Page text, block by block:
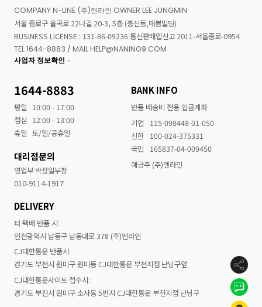
COMPANY N-LINE (주)엔라인 OWNER LEE JUNGMIN
서울 종로구 율곡로 22나길 20-3, 5층 (충신동,매봉빌딩)
BUSINESS LICENSE : 131-86-09236 통신판매업신고 2011-서울종로-0954
TEL 1644-8883 / MAIL HELP@NANING9.COM
사업자 정보확인
1644-8883
평일
10:00 - 17:00
점심
12:00 - 13:00
휴일 토/일/공휴일
대리점문의
영업부 박성일부장
010-9114-1917
BANK INFO
반품 배송비 전용 입금계좌
기업
115-098448-01-050
신한
100-024-375331
국민
165837-04-009450
예금주 (주)엔라인
DELIVERY
타 택배 반품 시:
인천광역시 남동구 남동대로 378 (주)엔라인
CJ대한통운 반품시:
경기도 부천시 원미구 원미동 CJ대한통운 부천지점 난닝구앞
CJ대한통운사이트 접수시:
경기도 부천시 원미구 소사동 5번지 CJ대한통운 부천지점 난닝구